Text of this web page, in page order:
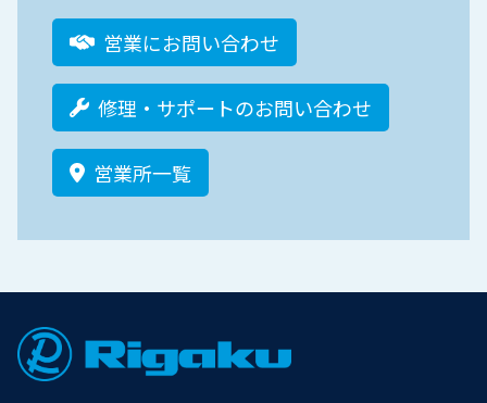
営業にお問い合わせ
修理・サポートのお問い合わせ
営業所一覧
Footer